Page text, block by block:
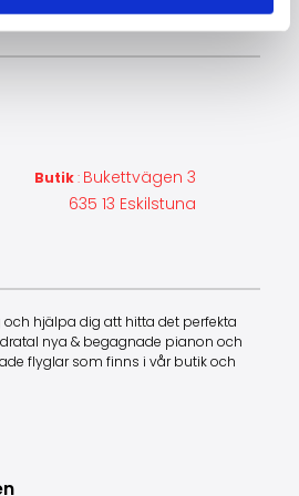
Butik: Bukettvägen 3
635 13 Eskilstuna
hjälpa dig att hitta det perfekta
nya & begagnade pianon och
flyglar som finns i vår butik och